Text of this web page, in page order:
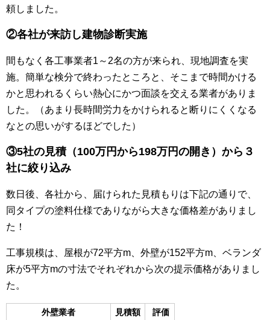
頼しました。
②各社が来訪し建物診断実施
間もなく各工事業者1～2名の方が来られ、現地調査を実
施。簡単な検分で終わったところと、そこまで時間かける
かと思われるくらい熱心にかつ面談を交える業者がありま
した。（あまり長時間労力をかけられると断りにくくなる
なとの思いがするほどでした）
③5社の見積（100万円から198万円の開き） から３
社に絞り込み
数日後、各社から、届けられた見積もりは下記の通りで、
同タイプの塗料仕様でありながら大きな価格差がありまし
た！
工事規模は、屋根が72平方m、外壁が152平方m、ベランダ
床が5平方mの寸法でそれぞれから次の提示価格がありまし
た。
外壁業者 見積額 評価